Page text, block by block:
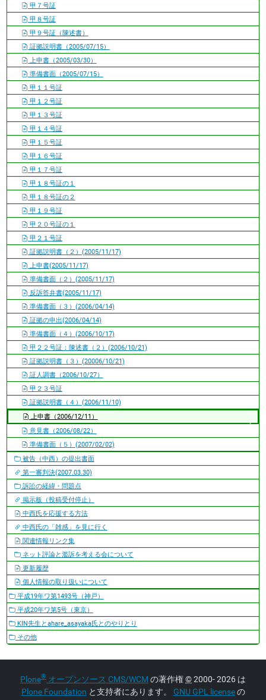
甲７号証
甲８号証
甲９号証（陳述書）
証拠説明書（2005/07/15）
上申書（2005/03/30）
準備書面（2005/07/15）
甲１１号証
甲１２号証
甲１３号証
甲１４号証
甲１５号証
甲１６号証
甲１７号証
甲１８号証の１
甲１８号証の２
甲１９号証
甲２０号証の１
甲２１号証
証拠説明書（２）(2005/11/17)
上申書(2005/11/17)
準備書面（２）(2005/11/17)
反訴答弁書(2005/11/17)
準備書面（３）(2006/04/14)
証拠の申出(2006/04/14)
準備書面（４）(2006/10/17)
甲２２号証：陳述書（２）(2006/10/21)
証拠説明書（３）(20006/10/21)
証人調書（2006/10/27）
甲２３号証
証拠説明書（４）(2006/11/10)
上申書（2006/12/11）
意見書（2006/08/22）
準備書面（５）(2007/02/02)
被告（中西）の提出書面
第一審判決(2007.03.30)
訴訟の経緯・問題点
掲示板（投稿受付停止）
中西氏を応援する方法
中西氏の「雑感」を見に行く
関連情報リンク集
ネット評論と濫訴を考える会について
更新履歴
個人情報の取り扱いについて
平成19年ワ第1493号（神戸）
平成20年ワ第5号（東京）
KIN先生とahare_asayaka氏とのやりとり
その他
Plone® オープンソース CMS/WCM の著作権©2000- 2026 は
Plone Foundation と支持者にあります。 GNU GPL licenseの